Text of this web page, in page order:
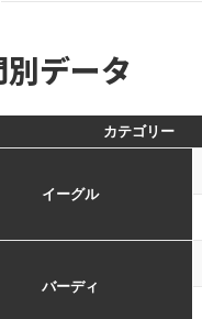
データ
カテゴリー
イーグル
バーディ